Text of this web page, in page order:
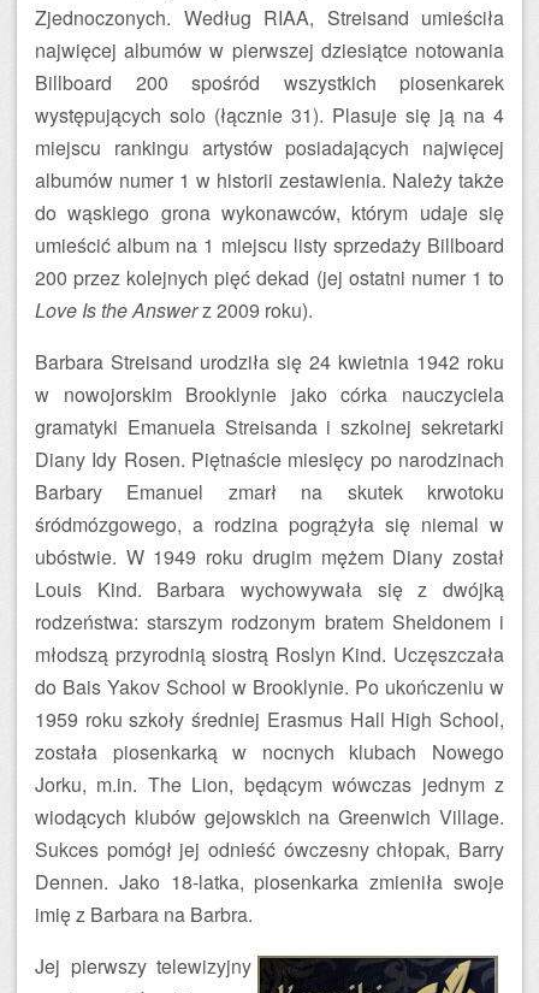
Zjednoczonych. Według RIAA, Streisand umieściła
najwięcej albumów w pierwszej dziesiątce notowania
Billboard 200 spośród wszystkich piosenkarek
występujących solo (łącznie 31). Plasuje się ją na 4
miejscu rankingu artystów posiadających najwięcej
albumów numer 1 w historii zestawienia. Należy także
do wąskiego grona wykonawców, którym udaje się
umieścić album na 1 miejscu listy sprzedaży Billboard
200 przez kolejnych pięć dekad (jej ostatni numer 1 to
Love Is the Answerz 2009 roku).
Barbara Streisand urodziła się 24 kwietnia 1942 roku
w nowojorskim Brooklynie jako córka nauczyciela
gramatyki Emanuela Streisanda i szkolnej sekretarki
Diany Idy Rosen. Piętnaście miesięcy po narodzinach
Barbary Emanuel zmarł na skutek krwotoku
śródmózgowego, a rodzina pogrążyła się niemal w
ubóstwie. W 1949 roku drugim mężem Diany został
Louis Kind. Barbara wychowywała się z dwójką
rodzeństwa: starszym rodzonym bratem Sheldonem i
młodszą przyrodnią siostrą Roslyn Kind. Uczęszczała
do Bais Yakov School w Brooklynie. Po ukończeniu w
1959 roku szkoły średniej Erasmus Hall High School,
została piosenkarką w nocnych klubach Nowego
Jorku, m.in. The Lion, będącym wówczas jednym z
wiodących klubów gejowskich na Greenwich Village.
Sukces pomógł jej odnieść ówczesny chłopak, Barry
Dennen. Jako 18-latka, piosenkarka zmieniła swoje
imię z Barbara na Barbra.
Jej pierwszy telewizyjny